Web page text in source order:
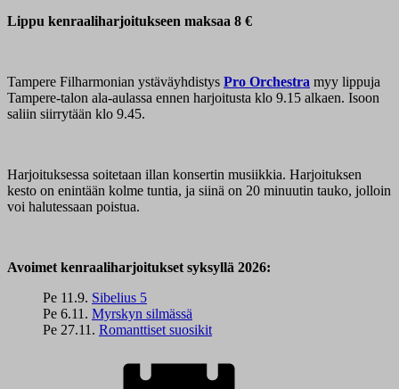
Lippu kenraaliharjoitukseen maksaa 8 €
Tampere Filharmonian ystäväyhdistys Pro Orchestra myy lippuja
Tampere-talon ala-aulassa ennen harjoitusta klo 9.15 alkaen. Isoon
saliin siirrytään klo 9.45.
Harjoituksessa soitetaan illan konsertin musiikkia. Harjoituksen
kesto on enintään kolme tuntia, ja siinä on 20 minuutin tauko, jolloin
voi halutessaan poistua.
Avoimet kenraaliharjoitukset syksyllä 2026:
Pe 11.9. Sibelius 5
Pe 6.11. Myrskyn silmässä
Pe 27.11. Romanttiset suosikit